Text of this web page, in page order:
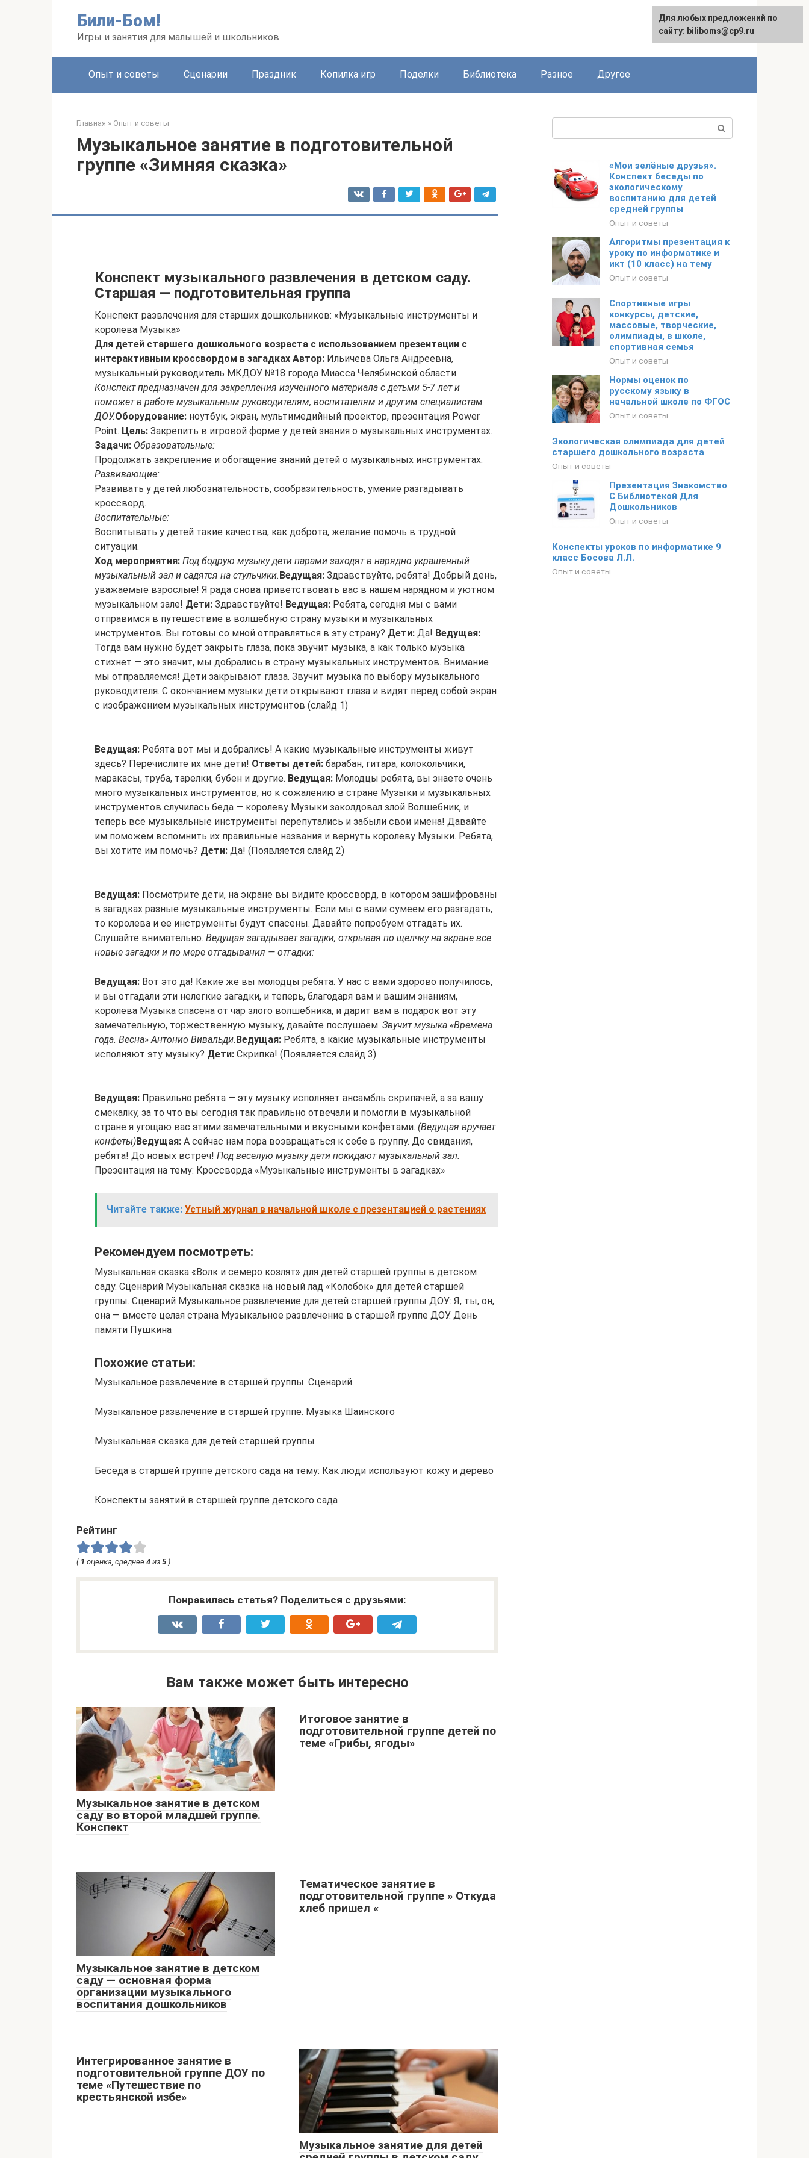
Били-Бом!
Игры и занятия для малышей и школьников
Опыт и советы Сценарии Праздник Копилка игр Поделки Библиотека Разное Другое
Главная » Опыт и советы
Музыкальное занятие в подготовительной
группе «Зимняя сказка»
Конспект музыкального развлечения в детском саду.
Старшая — подготовительная группа
Конспект развлечения для старших дошкольников: «Музыкальные инструменты и
королева Музыка»
Для детей старшего дошкольного возраста с использованием презентации с
интерактивным кроссвордом в загадках Автор: Ильичева Ольга Андреевна,
музыкальный руководитель МКДОУ №18 города Миасса Челябинской области.
Конспект предназначен для закрепления изученного материала с детьми 5-7 лет и
поможет в работе музыкальным руководителям, воспитателям и другим специалистам
ДОУ.Оборудование: ноутбук, экран, мультимедийный проектор, презентация Power
Point. Цель: Закрепить в игровой форме у детей знания о музыкальных инструментах.
Задачи: Образовательные:
Продолжать закрепление и обогащение знаний детей о музыкальных инструментах.
Развивающие:
Развивать у детей любознательность, сообразительность, умение разгадывать
кроссворд.
Воспитательные:
Воспитывать у детей такие качества, как доброта, желание помочь в трудной
ситуации.
Ход мероприятия: Под бодрую музыку дети парами заходят в нарядно украшенный
музыкальный зал и садятся на стульчики.Ведущая: Здравствуйте, ребята! Добрый день,
уважаемые взрослые! Я рада снова приветствовать вас в нашем нарядном и уютном
музыкальном зале! Дети: Здравствуйте! Ведущая: Ребята, сегодня мы с вами
отправимся в путешествие в волшебную страну музыки и музыкальных
инструментов. Вы готовы со мной отправляться в эту страну? Дети: Да! Ведущая:
Тогда вам нужно будет закрыть глаза, пока звучит музыка, а как только музыка
стихнет — это значит, мы добрались в страну музыкальных инструментов. Внимание
мы отправляемся! Дети закрывают глаза. Звучит музыка по выбору музыкального
руководителя. С окончанием музыки дети открывают глаза и видят перед собой экран
с изображением музыкальных инструментов (слайд 1)
Ведущая: Ребята вот мы и добрались! А какие музыкальные инструменты живут
здесь? Перечислите их мне дети! Ответы детей: барабан, гитара, колокольчики,
маракасы, труба, тарелки, бубен и другие. Ведущая: Молодцы ребята, вы знаете очень
много музыкальных инструментов, но к сожалению в стране Музыки и музыкальных
инструментов случилась беда — королеву Музыки заколдовал злой Волшебник, и
теперь все музыкальные инструменты перепутались и забыли свои имена! Давайте
им поможем вспомнить их правильные названия и вернуть королеву Музыки. Ребята,
вы хотите им помочь? Дети: Да! (Появляется слайд 2)
Ведущая: Посмотрите дети, на экране вы видите кроссворд, в котором зашифрованы
в загадках разные музыкальные инструменты. Если мы с вами сумеем его разгадать,
то королева и ее инструменты будут спасены. Давайте попробуем отгадать их.
Слушайте внимательно. Ведущая загадывает загадки, открывая по щелчку на экране все
новые загадки и по мере отгадывания — отгадки:
Ведущая: Вот это да! Какие же вы молодцы ребята. У нас с вами здорово получилось,
и вы отгадали эти нелегкие загадки, и теперь, благодаря вам и вашим знаниям,
королева Музыка спасена от чар злого волшебника, и дарит вам в подарок вот эту
замечательную, торжественную музыку, давайте послушаем. Звучит музыка «Времена
года. Весна» Антонио Вивальди.Ведущая: Ребята, а какие музыкальные инструменты
исполняют эту музыку? Дети: Скрипка! (Появляется слайд 3)
Ведущая: Правильно ребята — эту музыку исполняет ансамбль скрипачей, а за вашу
смекалку, за то что вы сегодня так правильно отвечали и помогли в музыкальной
стране я угощаю вас этими замечательными и вкусными конфетами. (Ведущая вручает
конфеты)Ведущая: А сейчас нам пора возвращаться к себе в группу. До свидания,
ребята! До новых встреч! Под веселую музыку дети покидают музыкальный зал.
Презентация на тему: Кроссворда «Музыкальные инструменты в загадках»
Читайте также: Устный журнал в начальной школе с презентацией о растениях
Рекомендуем посмотреть:
Музыкальная сказка «Волк и семеро козлят» для детей старшей группы в детском
саду. Сценарий Музыкальная сказка на новый лад «Колобок» для детей старшей
группы. Сценарий Музыкальное развлечение для детей старшей группы ДОУ: Я, ты, он,
она — вместе целая страна Музыкальное развлечение в старшей группе ДОУ. День
памяти Пушкина
Похожие статьи:
Музыкальное развлечение в старшей группы. Сценарий
Музыкальное развлечение в старшей группе. Музыка Шаинского
Музыкальная сказка для детей старшей группы
Беседа в старшей группе детского сада на тему: Как люди используют кожу и дерево
Конспекты занятий в старшей группе детского сада
Рейтинг
( 1 оценка, среднее 4 из 5 )
Понравилась статья? Поделиться с друзьями:
Вам также может быть интересно
Музыкальное занятие в детском
саду во второй младшей группе.
Конспект
Итоговое занятие в
подготовительной группе детей по
теме «Грибы, ягоды»
Музыкальное занятие в детском
саду — основная форма
организации музыкального
воспитания дошкольников
Тематическое занятие в
подготовительной группе » Откуда
хлеб пришел «
Интегрированное занятие в
подготовительной группе ДОУ по
теме «Путешествие по
крестьянской избе»
Музыкальное занятие для детей
«Мои зелёные друзья».
Конспект беседы по
экологическому
воспитанию для детей
средней группы
Опыт и советы
Алгоритмы презентация к
уроку по информатике и
икт (10 класс) на тему
Опыт и советы
Спортивные игры
конкурсы, детские,
массовые, творческие,
олимпиады, в школе,
спортивная семья
Опыт и советы
Нормы оценок по
русскому языку в
начальной школе по ФГОС
Опыт и советы
Экологическая олимпиада для детей
старшего дошкольного возраста
Опыт и советы
Презентация Знакомство
С Библиотекой Для
Дошкольников
Опыт и советы
Конспекты уроков по информатике 9
класс Босова Л.Л.
Опыт и советы
Для любых предложений по
сайту: biliboms@cp9.ru